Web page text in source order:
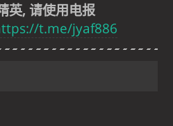
英, 请使用电报
t.me/jyaf886